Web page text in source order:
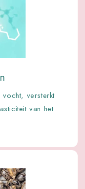
versterkt
van het